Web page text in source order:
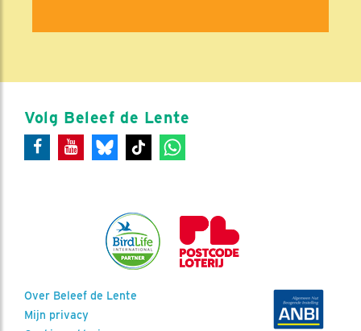
Volg Beleef de Lente
Over Beleef de Lente
Mijn privacy